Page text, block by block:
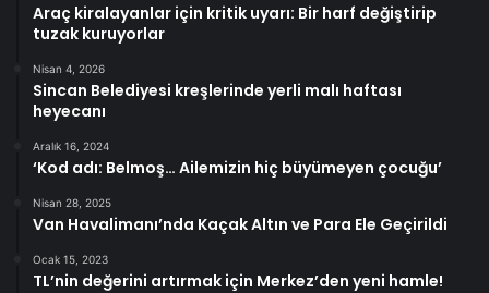
Araç kiralayanlar için kritik uyarı: Bir harf değiştirip
tuzak kuruyorlar
Nisan 4, 2026
Sincan Belediyesi kreşlerinde yerli malı haftası
heyecanı
Aralık 16, 2024
‘Kod adı: Belmoş… Ailemizin hiç büyümeyen çocuğu’
Nisan 28, 2025
Van Havalimanı’nda Kaçak Altın ve Para Ele Geçirildi
Ocak 15, 2023
TL’nin değerini artırmak için Merkez’den yeni hamle!